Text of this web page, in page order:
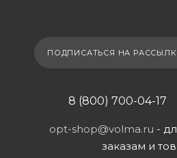
ПОДПИСАТЬСЯ НА
8 (800) 700-04-17
opt-shop@volma.ru -
заказам и